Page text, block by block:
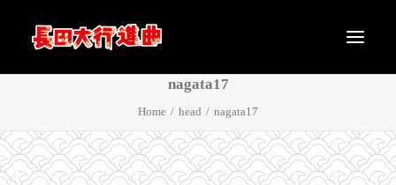
公演概要
アクセス
nagata17
Home head nagata17